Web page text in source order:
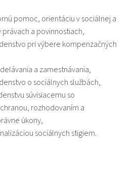
pomoc, orientáciu v sociálnej a
právach a povinnostiach,
pri výbere kompenzačných
a zamestnávania,
o sociálnych službách,
súvisiacemu so
rozhodovaním a
úkony,
sociálnych stigiem.